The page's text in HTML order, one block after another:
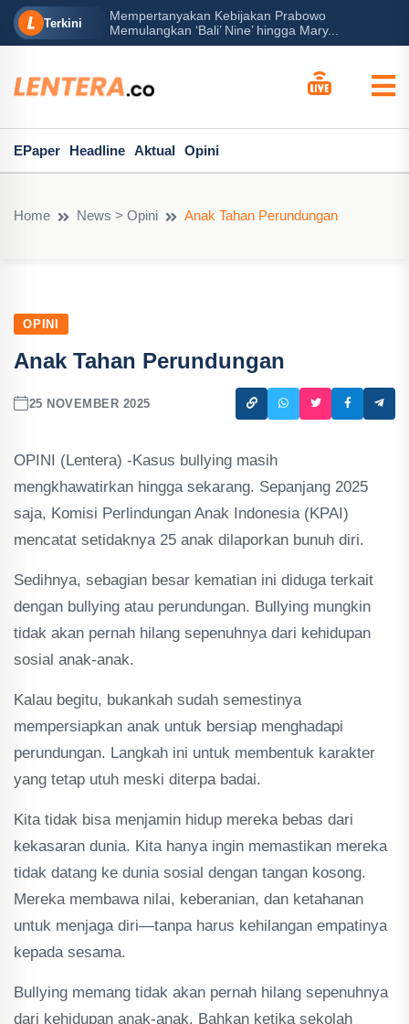
Terkini
Mempertanyakan Kebijakan Prabowo
Memulangkan ‘Bali’ Nine’ hingga Mary...
EPaper Headline Aktual Opini
Home News > Opini Anak Tahan Perundungan
OPINI
Anak Tahan Perundungan
25 NOVEMBER 2025
OPINI (Lentera) -Kasus bullying masih
mengkhawatirkan hingga sekarang. Sepanjang 2025
saja, Komisi Perlindungan Anak Indonesia (KPAI)
mencatat setidaknya 25 anak dilaporkan bunuh diri.
Sedihnya, sebagian besar kematian ini diduga terkait
dengan bullying atau perundungan. Bullying mungkin
tidak akan pernah hilang sepenuhnya dari kehidupan
sosial anak-anak.
Kalau begitu, bukankah sudah semestinya
mempersiapkan anak untuk bersiap menghadapi
perundungan. Langkah ini untuk membentuk karakter
yang tetap utuh meski diterpa badai.
Kita tidak bisa menjamin hidup mereka bebas dari
kekasaran dunia. Kita hanya ingin memastikan mereka
tidak datang ke dunia sosial dengan tangan kosong.
Mereka membawa nilai, keberanian, dan ketahanan
untuk menjaga diri—tanpa harus kehilangan empatinya
kepada sesama.
Bullying memang tidak akan pernah hilang sepenuhnya
dari kehidupan anak-anak. Bahkan ketika sekolah